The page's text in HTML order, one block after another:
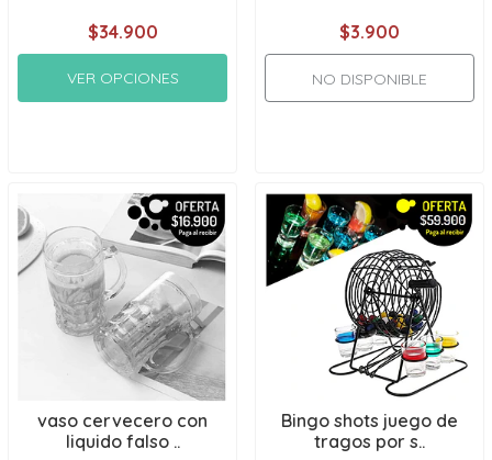
$34.900
VER OPCIONES
$3.900
NO DISPONIBLE
vaso cervecero con
liquido falso ..
Bingo shots juego de
tragos por s..